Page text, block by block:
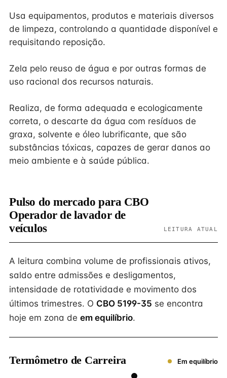
Usa equipamentos, produtos e materiais diversos
de limpeza, controlando a quantidade disponível e
requisitando reposição.
Zela pelo reuso de água e por outras formas de
uso racional dos recursos naturais.
Realiza, de forma adequada e ecologicamente
correta, o descarte da água com resíduos de
graxa, solvente e óleo lubrificante, que são
substâncias tóxicas, capazes de gerar danos ao
meio ambiente e à saúde pública.
Pulso do mercado para CBO
Operador de lavador de
veículos
LEITURA ATUAL
A leitura combina volume de profissionais ativos,
saldo entre admissões e desligamentos,
intensidade de rotatividade e movimento dos
últimos trimestres. O CBO 5199-35 se encontra
hoje em zona de em equilíbrio.
Termômetro de Carreira Em equilíbrio